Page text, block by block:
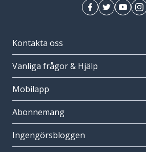
Kontakta oss
Vanliga frågor & Hjälp
Mobilapp
Abonnemang
Ingengörsbloggen